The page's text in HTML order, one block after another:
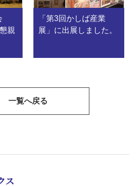
「第3回かしば産業
展」に出展しました。
親
一覧へ戻る
ス